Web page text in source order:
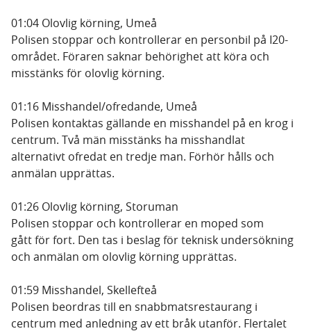
01:04 Olovlig körning, Umeå
Polisen stoppar och kontrollerar en personbil på I20-
området. Föraren saknar behörighet att köra och
misstänks för olovlig körning.
01:16 Misshandel/ofredande, Umeå
Polisen kontaktas gällande en misshandel på en krog i
centrum. Två män misstänks ha misshandlat
alternativt ofredat en tredje man. Förhör hålls och
anmälan upprättas.
01:26 Olovlig körning, Storuman
Polisen stoppar och kontrollerar en moped som
gått för fort. Den tas i beslag för teknisk undersökning
och anmälan om olovlig körning upprättas.
01:59 Misshandel, Skellefteå
Polisen beordras till en snabbmatsrestaurang i
centrum med anledning av ett bråk utanför. Flertalet